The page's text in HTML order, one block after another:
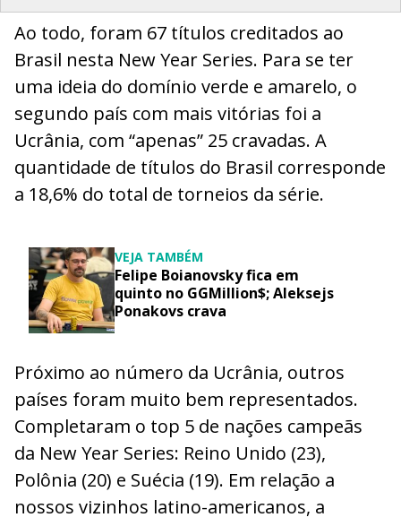
Ao todo, foram 67 títulos creditados ao
Brasil nesta New Year Series. Para se ter
uma ideia do domínio verde e amarelo, o
segundo país com mais vitórias foi a
Ucrânia, com “apenas” 25 cravadas. A
quantidade de títulos do Brasil corresponde
a 18,6% do total de torneios da série.
VEJA TAMBÉM
Felipe Boianovsky fica em
quinto no GGMillion$; Aleksejs
Ponakovs crava
Próximo ao número da Ucrânia, outros
países foram muito bem representados.
Completaram o top 5 de nações campeãs
da New Year Series: Reino Unido (23),
Polônia (20) e Suécia (19). Em relação a
nossos vizinhos latino-americanos, a